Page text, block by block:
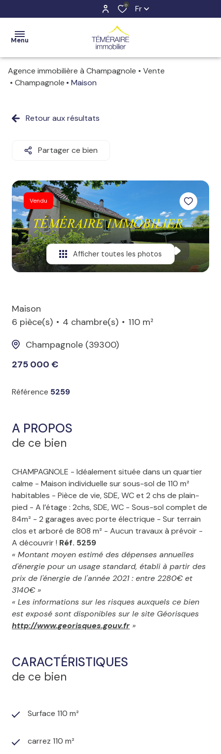
0 Fr
Menu
ACCUEIL
ESTIMATION
LOCATIONS
AGENCE
CONTACT
Agence immobilière à Champagnole
Vente
Champagnole
Maison
Retour aux résultats
Partager ce bien
Vendu
Afficher toutes les photos
Maison
6 pièce(s)
4 chambre(s)
110 m²
Champagnole (39300)
275 000 €
Référence 5259
A PROPOS
de ce bien
CHAMPAGNOLE - Idéalement située dans un quartier
calme - Maison individuelle sur sous-sol de 110 m²
habitables - Pièce de vie, SDE, WC et 2 chs de plain-
pied - A l’étage : 2chs, SDE, WC - Sous-sol complet de
84m² - 2 garages avec porte électrique - Sur terrain
clos et arboré de 808 m² - Aucun travaux à prévoir -
A découvrir ! Réf. 5259
« Montant moyen estimé des dépenses annuelles
d'énergie pour un usage standard, établi à partir des
prix de l'énergie de l'année 2021 : entre 2280€ et
3140€ »
« Les informations sur les risques auxquels ce bien
est exposé sont disponibles sur le site Géorisques
http://www.georisques.gouv.fr »
CARACTÉRISTIQUES
de ce bien
Surface 110 m²
carrez 110 m²